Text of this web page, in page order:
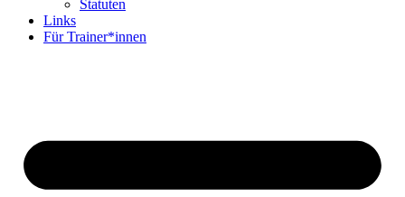
Statuten
Links
Für Trainer*innen